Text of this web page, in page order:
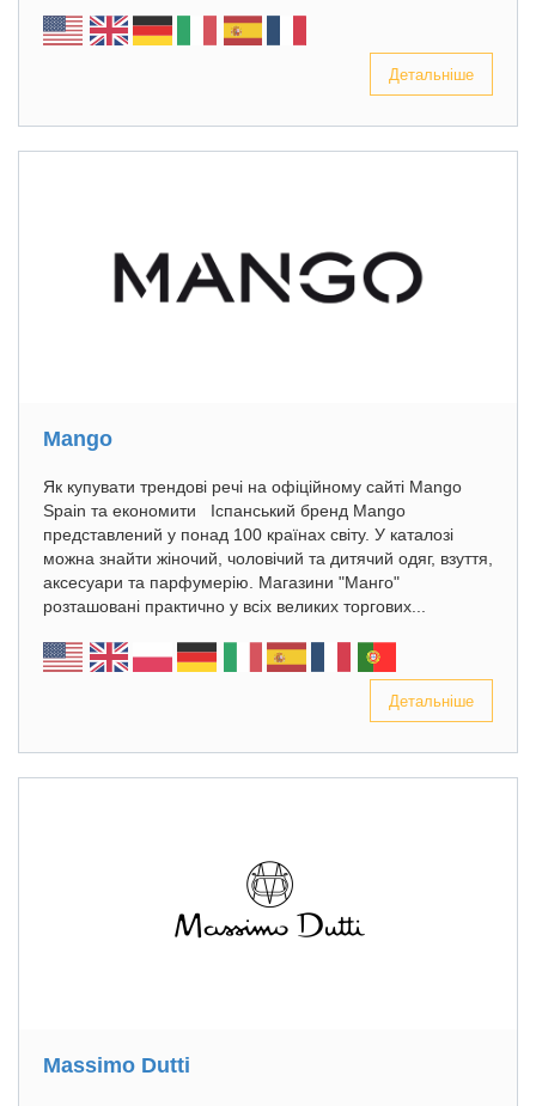
Детальніше
Mango
Як купувати трендові речі на офіційному сайті Mango
Spain та економити Іспанський бренд Mango
представлений у понад 100 країнах світу. У каталозі
можна знайти жіночий, чоловічий та дитячий одяг, взуття,
аксесуари та парфумерію. Магазини "Манго"
розташовані практично у всіх великих торгових...
Детальніше
Massimo Dutti